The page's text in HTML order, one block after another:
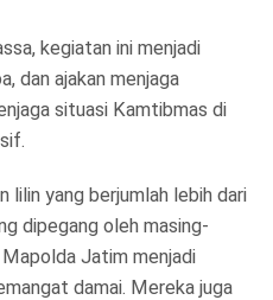
kegiatan ini menjadi
dan ajakan menjaga
situasi Kamtibmas di
lilin yang berjumlah lebih dari
dipegang oleh masing-
Jatim menjadi
damai. Mereka juga